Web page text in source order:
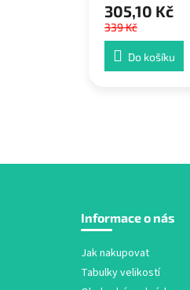
305,10 Kč
339 Kč
Do košíku
Informace o nás
Jak nakupovat
Tabulky velikostí